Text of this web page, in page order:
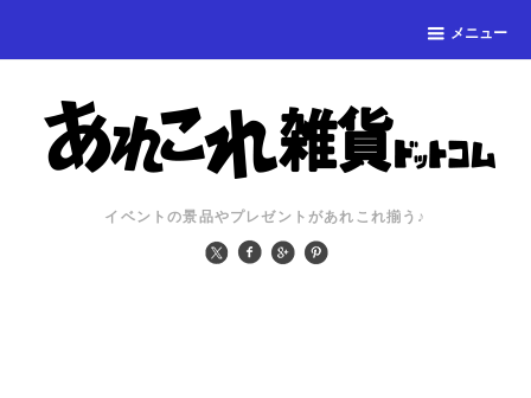
メニュー
イベントの景品やプレゼントがあれこれ揃う♪